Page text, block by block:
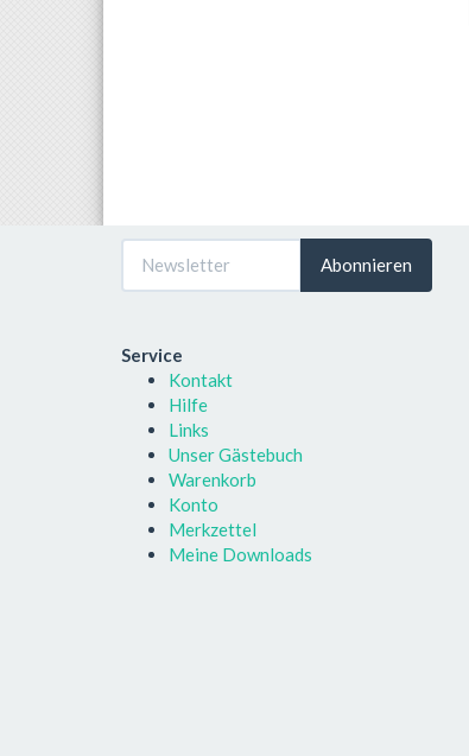
Abonnieren
Service
Kontakt
Hilfe
Links
Unser Gästebuch
Warenkorb
Konto
Merkzettel
Meine Downloads